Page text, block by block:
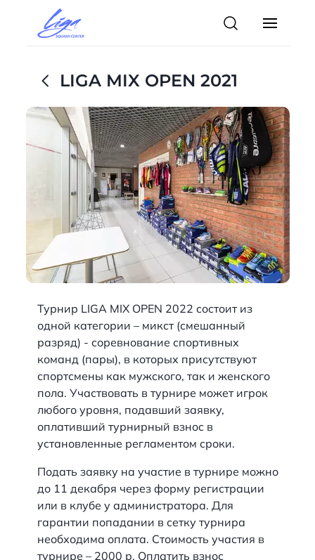
LIGA MIX OPEN 2021
Турнир LIGA MIX OPEN 2022 состоит из
одной категории – микст (смешанный
разряд) - соревнование спортивных
команд (пары), в которых присутствуют
спортсмены как мужского, так и женского
пола. Участвовать в турнире может игрок
любого уровня, подавший заявку,
оплативший турнирный взнос в
установленные регламентом сроки.
Подать заявку на участие в турнире можно
до 11 декабря через форму регистрации
или в клубе у администратора. Для
гарантии попадании в сетку турнира
необходима оплата. Стоимость участия в
турнире – 2000 р. Оплатить взнос